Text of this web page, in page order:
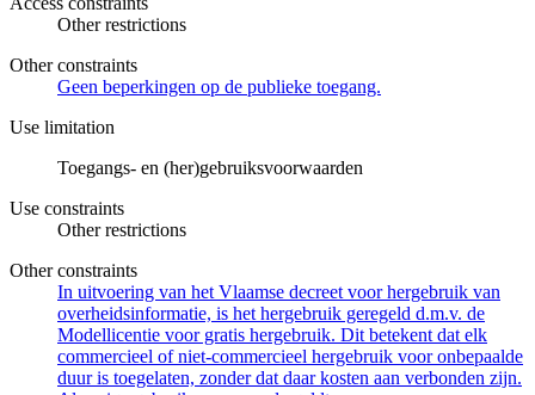
Other restrictions
Other constraints
Geen beperkingen op de publieke toegang.
Use limitation
Toegangs- en (her)gebruiksvoorwaarden
Use constraints
Other restrictions
Other constraints
In uitvoering van het Vlaamse decreet voor hergebruik van
overheidsinformatie, is het hergebruik geregeld d.m.v. de
Modellicentie voor gratis hergebruik. Dit betekent dat elk
commercieel of niet-commercieel hergebruik voor onbepaalde
duur is toegelaten, zonder dat daar kosten aan verbonden zijn.